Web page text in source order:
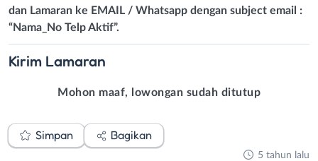
dan Lamaran ke EMAIL / Whatsapp dengan subject email :
“Nama_No Telp Aktif”.
Kirim Lamaran
Mohon maaf, lowongan sudah ditutup
Simpan Bagikan
5 tahun lalu